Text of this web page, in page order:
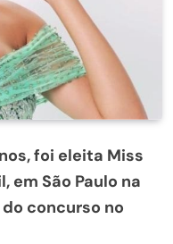
foi eleita Miss
em São Paulo na
concurso no